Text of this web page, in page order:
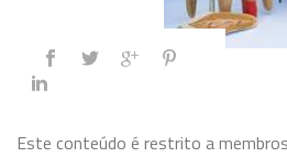
Este conteúdo é restrito a